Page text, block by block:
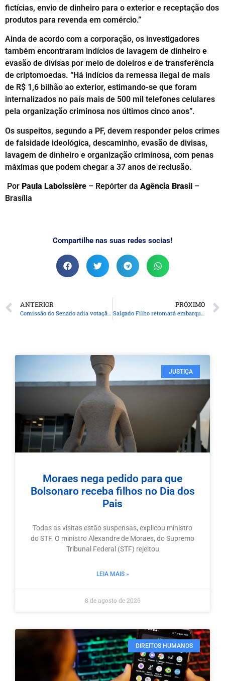
fictícias, envio de dinheiro para o exterior e receptação dos
produtos para revenda em comércio.”
Ainda de acordo com a corporação, os investigadores
também encontraram indícios de lavagem de dinheiro e
evasão de divisas por meio de doleiros e de transferência
de criptomoedas. “Há indícios da remessa ilegal de mais
de R$ 1,6 bilhão ao exterior, estimando-se que foram
internalizados no país mais de 500 mil telefones celulares
pela organização criminosa nos últimos cinco anos”.
Os suspeitos, segundo a PF, devem responder pelos crimes
de falsidade ideológica, descaminho, evasão de divisas,
lavagem de dinheiro e organização criminosa, com penas
máximas que podem chegar a 37 anos de reclusão.
Por Paula Laboissière – Repórter da Agência Brasil –
Brasília
Compartilhe nas suas redes socias!
ANTERIOR
Comissão do Senado adia votação do PL da Inteligência Artificial
PRÓXIMO
Salgado Filho retomará embarque e desembarque na segunda-feira
JUSTIÇA
Moraes nega pedido para que
Bolsonaro receba filhos no Dia dos
Pais
Todas as visitas estão suspensas, explicou ministro
do STF. O ministro Alexandre de Moraes, do Supremo
Tribunal Federal (STF) rejeitou
LEIA MAIS »
8 de agosto de 2026
DIREITOS HUMANOS